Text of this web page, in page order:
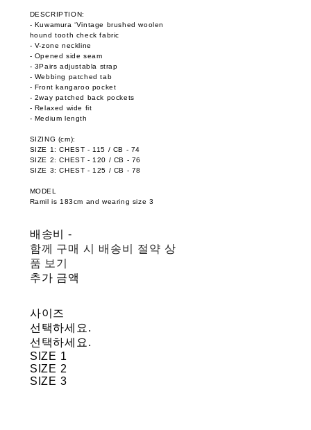
DESCRIPTION:
- Kuwamura ‘Vintage brushed woolen
hound tooth check fabric
- V-zone neckline
- Opened side seam
- 3Pairs adjustabla strap
- Webbing patched tab
- Front kangaroo pocket
- 2way patched back pockets
- Relaxed wide fit
- Medium length
SIZING (cm):
SIZE 1: CHEST - 115 / CB - 74
SIZE 2: CHEST - 120 / CB - 76
SIZE 3: CHEST - 125 / CB - 78
MODEL
Ramil is 183cm and wearing size 3
배송비-
함께 구매 시 배송비 절약 상
품 보기
추가 금액
사이즈
선택하세요.
선택하세요.
SIZE 1
SIZE 2
SIZE 3